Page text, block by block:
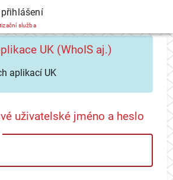
služba
UK (WhoIS aj.)
aplikací UK
uživatelské jméno a heslo